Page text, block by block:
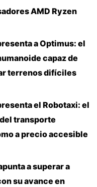
AMD Ryzen
a Optimus: el
capaz de
terrenos difíciles
el Robotaxi: el
transporte
a precio accesible
a superar a
su avance en